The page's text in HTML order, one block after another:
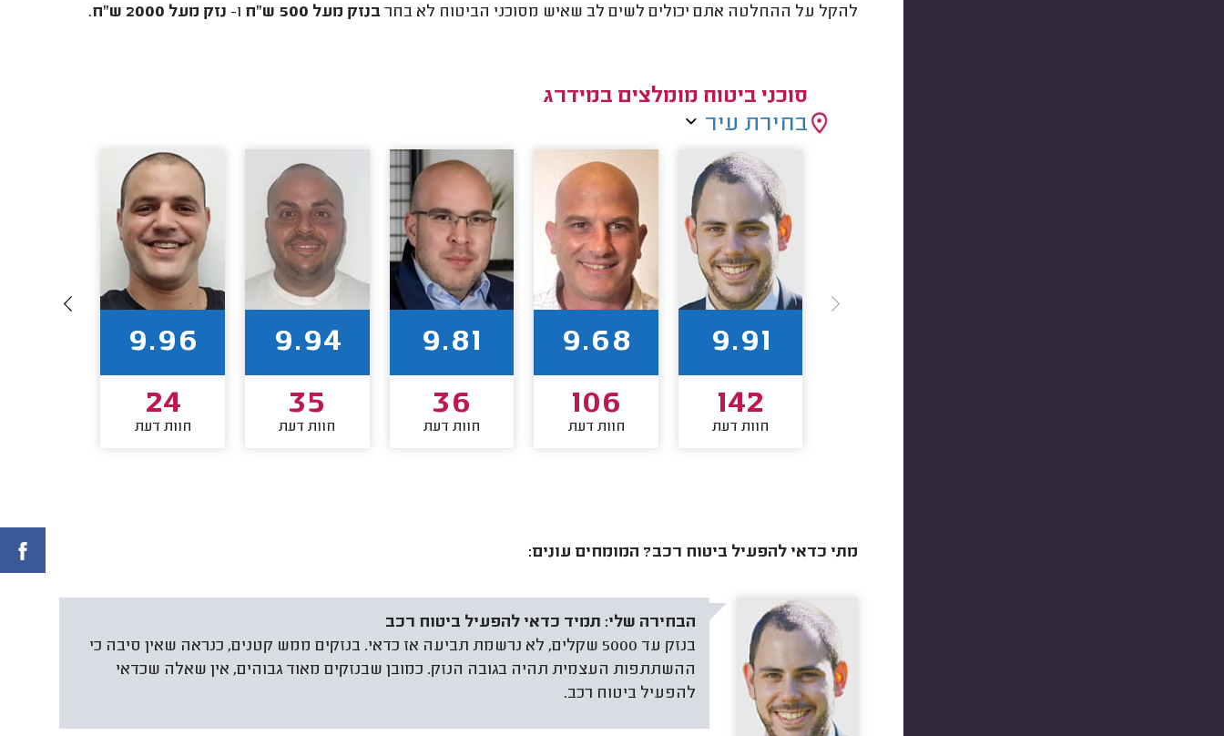
להקל על ההחלטה אתם יכולים לשים לב שאיש מסוכני הביטוח לא בחר בנזק מעל 500 ש"ח ו- נזק מעל 2000 ש"ח .
סוכני ביטוח מומלצים במידרג
בחירת עיר
9.91
142
חוות דעת
9.68
106
חוות דעת
9.81
36
חוות דעת
9.94
35
חוות דעת
9.96
24
חוות דעת
מתי כדאי להפעיל ביטוח רכב? המומחים עונים:
הבחירה שלי: תמיד כדאי להפעיל ביטוח רכב
בנזק עד 5000 שקלים, לא נרשמת תביעה אז כדאי. בנזקים ממש קטנים, כנראה שאין סיבה כי
ההשתתפות העצמית תהיה בגובה הנזק. כמובן שבנזקים מאוד גבוהים, אין שאלה שכדאי
להפעיל ביטוח רכב.